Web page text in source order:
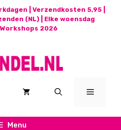
| Verzendkosten 5,95 |
(NL) | Elke woensdag
Workshops 2026
Menu
Menu